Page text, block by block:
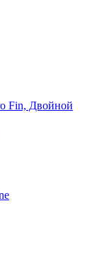
Fin, Двойной